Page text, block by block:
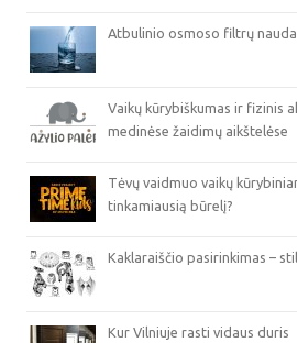
Atbulinio osmoso filtrų nauda
Vaikų kūrybiškumas ir fizinis
medinėse žaidimų aikštelėse
Tėvų vaidmuo vaikų
tinkamiausią būrelį?
Kaklaraiščio pasirinkimas –
Kur Vilniuje rasti vidaus duris